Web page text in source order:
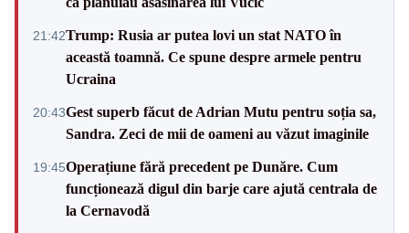
21:42Trump: Rusia ar putea lovi un stat NATO în
această toamnă. Ce spune despre armele pentru
Ucraina
20:43Gest superb făcut de Adrian Mutu pentru soția sa,
Sandra. Zeci de mii de oameni au văzut imaginile
19:45Operațiune fără precedent pe Dunăre. Cum
funcționează digul din barje care ajută centrala de
la Cernavodă